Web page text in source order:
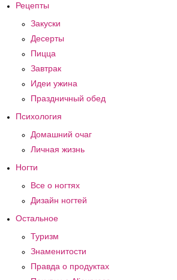
Рецепты
Закуски
Десерты
Пицца
Завтрак
Идеи ужина
Праздничный обед
Психология
Домашний очаг
Личная жизнь
Ногти
Все о ногтях
Дизайн ногтей
Остальное
Туризм
Знаменитости
Правда о продуктах